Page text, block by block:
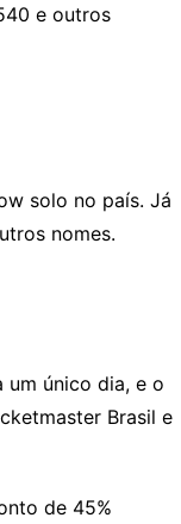
e outros
solo no país. Já
nomes.
único dia, e o
Brasil e
de 45%